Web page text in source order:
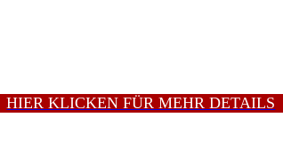
HIER KLICKEN FÜR MEHR DETAILS